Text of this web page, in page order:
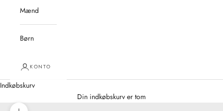
Mænd
Børn
KONTO
Indkøbskurv
Din indkøbskurv er tom